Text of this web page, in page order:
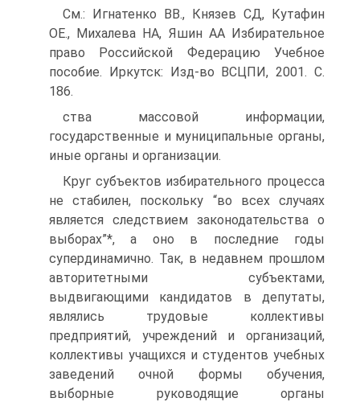
См.: Игнатенко ВВ., Князев СД, Кутафин
ОЕ., Михалева НА, Яшин АА Избирательное
право Российской Федерацию Учебное
пособие. Иркутск: Изд-во ВСЦПИ, 2001. С.
186.
ства массовой информации,
государственные и муниципальные органы,
иные органы и организации.
Круг субъектов избирательного процесса
не стабилен, поскольку “во всех случаях
является следствием законодательства о
выборах”*, а оно в последние годы
супердинамично. Так, в недавнем прошлом
авторитетными субъектами,
выдвигающими кандидатов в депутаты,
являлись трудовые коллективы
предприятий, учреждений и организаций,
коллективы учащихся и студентов учебных
заведений очной формы обучения,
выборные руководящие органы